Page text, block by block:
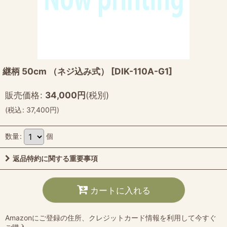
継柄 50cm （ネジ込み式） [DIK-110A-G1]
販売価格: 34,000円(税別)
(税込: 37,400円)
数量: 個
返品特約に関する重要事項
カートに入れる
Amazonにご登録の住所、クレジットカード情報を利用して今すぐ